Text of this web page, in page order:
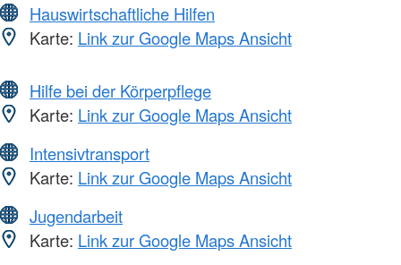
Hauswirtschaftliche Hilfen
Karte: Link zur Google Maps Ansicht
Hilfe bei der Körperpflege
Karte: Link zur Google Maps Ansicht
Intensivtransport
Karte: Link zur Google Maps Ansicht
Jugendarbeit
Karte: Link zur Google Maps Ansicht